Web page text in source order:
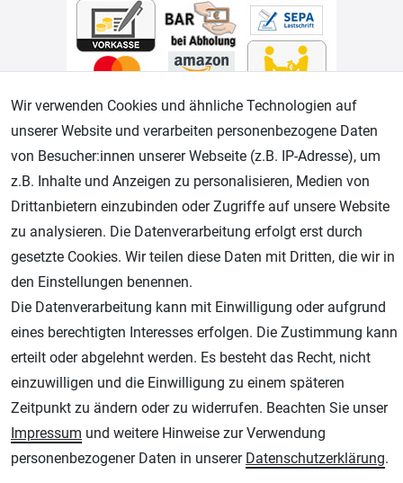
Geprüfter Shop
AGB Widerrufsrecht Datenschutz Impressum
Unsere weiteren Shops:
Schmincke-City.de
Schmincke Künstlerfarben das Gesamtsortiment
Plotter-City.com
Wir verwenden Cookies und ähnliche Technologien auf
unserer Website und verarbeiten personenbezogene Daten
von Besucher:innen unserer Webseite (z.B. IP-Adresse), um
z.B. Inhalte und Anzeigen zu personalisieren, Medien von
Drittanbietern einzubinden oder Zugriffe auf unsere Website
zu analysieren. Die Datenverarbeitung erfolgt erst durch
gesetzte Cookies. Wir teilen diese Daten mit Dritten, die wir in
den Einstellungen benennen.
Die Datenverarbeitung kann mit Einwilligung oder aufgrund
eines berechtigten Interesses erfolgen. Die Zustimmung kann
erteilt oder abgelehnt werden. Es besteht das Recht, nicht
einzuwilligen und die Einwilligung zu einem späteren
Zeitpunkt zu ändern oder zu widerrufen. Beachten Sie unser
Impressum und weitere Hinweise zur Verwendung
personenbezogener Daten in unserer Daten­schutz­erklärung.